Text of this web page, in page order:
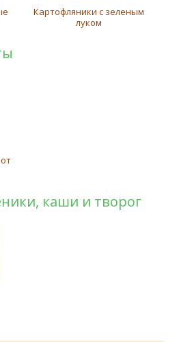
Картофляники с зеленым
луком
каши и творог